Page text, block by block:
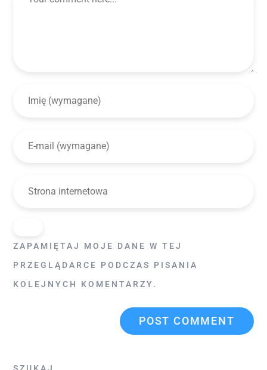
ZAPAMIĘTAJ MOJE DANE W TEJ
PRZEGLĄDARCE PODCZAS PISANIA
KOLEJNYCH KOMENTARZY.